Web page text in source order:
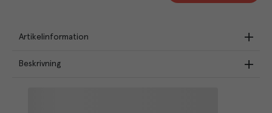
Artikelinformation
Beskrivning